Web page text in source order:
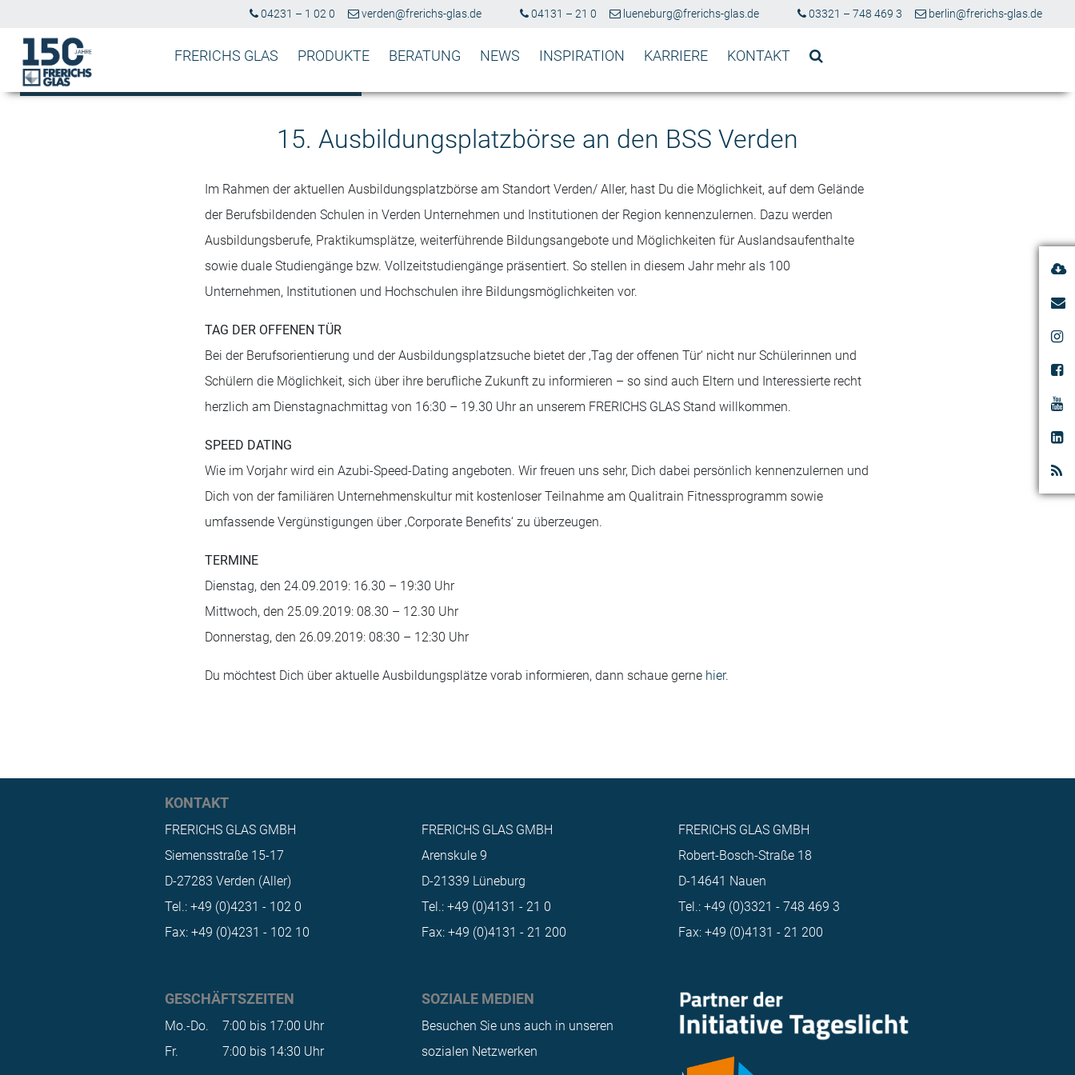
04231 – 1 02 0 verden@frerichs-glas.de 04131 – 21 0 lueneburg@frerichs-glas.de 03321 – 748 469 3 berlin@frerichs-glas.de
FRERICHS GLAS PRODUKTE BERATUNG NEWS INSPIRATION KARRIERE KONTAKT
15. Ausbildungsplatzbörse an den BSS Verden
Im Rahmen der aktuellen Ausbildungsplatzbörse am Standort Verden/ Aller, hast Du die Möglichkeit, auf dem Gelände
der Berufsbildenden Schulen in Verden Unternehmen und Institutionen der Region kennenzulernen. Dazu werden
Ausbildungsberufe, Praktikumsplätze, weiterführende Bildungsangebote und Möglichkeiten für Auslandsaufenthalte
sowie duale Studiengänge bzw. Vollzeitstudiengänge präsentiert. So stellen in diesem Jahr mehr als 100
Unternehmen, Institutionen und Hochschulen ihre Bildungsmöglichkeiten vor.
TAG DER OFFENEN TÜR
Bei der Berufsorientierung und der Ausbildungsplatzsuche bietet der ‚Tag der offenen Tür‘ nicht nur Schülerinnen und
Schülern die Möglichkeit, sich über ihre berufliche Zukunft zu informieren – so sind auch Eltern und Interessierte recht
herzlich am Dienstagnachmittag von 16:30 – 19.30 Uhr an unserem FRERICHS GLAS Stand willkommen.
SPEED DATING
Wie im Vorjahr wird ein Azubi-Speed-Dating angeboten. Wir freuen uns sehr, Dich dabei persönlich kennenzulernen und
Dich von der familiären Unternehmenskultur mit kostenloser Teilnahme am Qualitrain Fitnessprogramm sowie
umfassende Vergünstigungen über ‚Corporate Benefits‘ zu überzeugen.
TERMINE
Dienstag, den 24.09.2019: 16.30 – 19:30 Uhr
Mittwoch, den 25.09.2019: 08.30 – 12.30 Uhr
Donnerstag, den 26.09.2019: 08:30 – 12:30 Uhr
Du möchtest Dich über aktuelle Ausbildungsplätze vorab informieren, dann schaue gerne hier.
KONTAKT
FRERICHS GLAS GMBH
Siemensstraße 15-17
D-27283 Verden (Aller)
Tel.: +49 (0)4231 - 102 0
Fax: +49 (0)4231 - 102 10
FRERICHS GLAS GMBH
Arenskule 9
D-21339 Lüneburg
Tel.: +49 (0)4131 - 21 0
Fax: +49 (0)4131 - 21 200
FRERICHS GLAS GMBH
Robert-Bosch-Straße 18
D-14641 Nauen
Tel.: +49 (0)3321 - 748 469 3
Fax: +49 (0)4131 - 21 200
GESCHÄFTSZEITEN
Mo.-Do.
7:00 bis 17:00 Uhr
Fr.
7:00 bis 14:30 Uhr
SOZIALE MEDIEN
Besuchen Sie uns auch in unseren
sozialen Netzwerken